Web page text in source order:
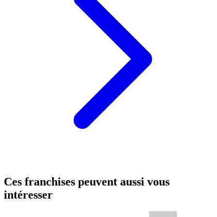
Ces franchises peuvent aussi vous
intéresser